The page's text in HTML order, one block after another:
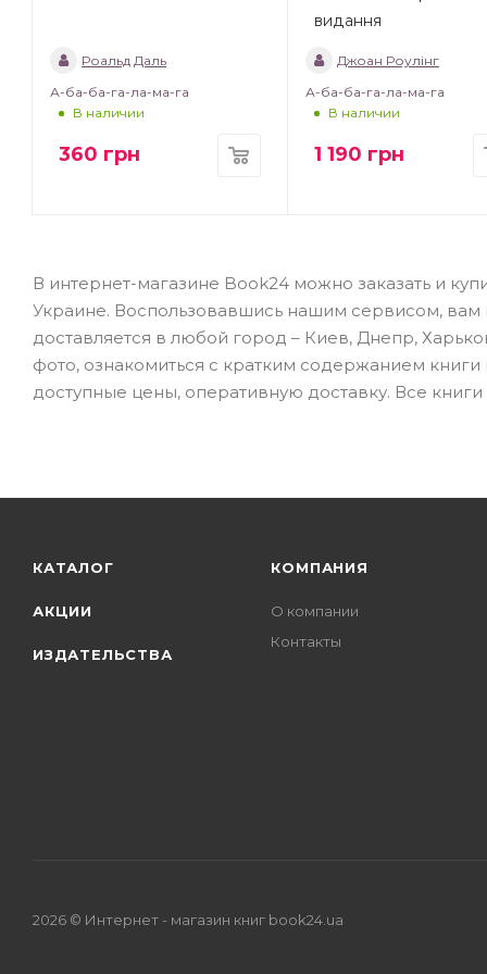
Роальд Даль
А-ба-ба-га-ла-ма-га
В наличии
360 грн
видання
Джоан Роулінг
А-ба-ба-га-ла-ма-га
В наличии
1 190 грн
В интернет-магазине Book24 можно заказать и
Украине. Воспользовавшись нашим сервисом, вам
доставляется в любой город – Киев, Днепр,
фото, ознакомиться с кратким содержанием
доступные цены, оперативную доставку. Все книги
КАТАЛОГ
АКЦИИ
ИЗДАТЕЛЬСТВА
КОМПАНИЯ
О компании
Контакты
2026 © Интернет - магазин книг book24.ua